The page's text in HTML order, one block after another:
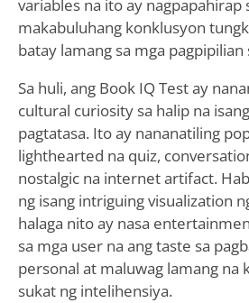
variables na ito ay nagpapahirap
makabuluhang konklusyon
batay lamang sa mga pagpipilian
Sa huli, ang Book IQ Test ay
cultural curiosity sa halip na
pagtatasa. Ito ay nananatiling
lighthearted na quiz,
nostalgic na internet artifact.
ng isang intriguing visualization
halaga nito ay nasa
sa mga user na ang taste sa
personal at maluwag lamang na
sukat ng intelihensiya.